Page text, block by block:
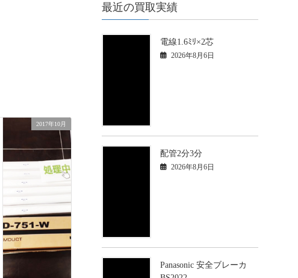
2017年10月
最近の買取実績
電線1.6ﾐﾘ×2芯
2026年8月6日
配管2分3分
2026年8月6日
Panasonic 安全ブレーカ